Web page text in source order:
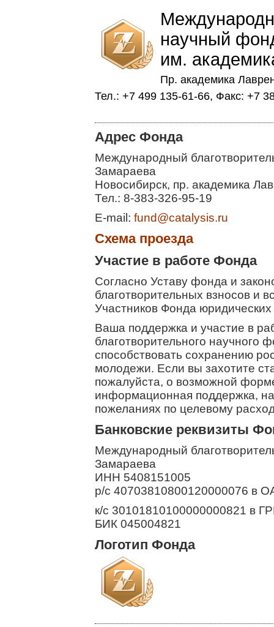
научный
им.
Пр. академика
Тел.: +7 499 135-61-66, Факс: +7
Адрес Фонда
Международный
Замараева
Новосибирск, пр. академика
Тел.: 8-383-326-95-19
E-mail: fund@catalysis.ru
Схема проезда
Участие в работе Фонда
Согласно Уставу фонда и
благотворительных взносов и
Участников Фонда
Ваша поддержка и участие в
благотворительного научного
способствовать сохранению
молодежи. Если вы захотите
пожалуйста, о возможной
информационная поддержка,
пожеланиях по целевому
Банковские реквизиты
Международный
Замараева
ИНН 5408151005
р/с 40703810800120000076 в
к/с 30101810100000000821 в
БИК 045004821
Логотип Фонда